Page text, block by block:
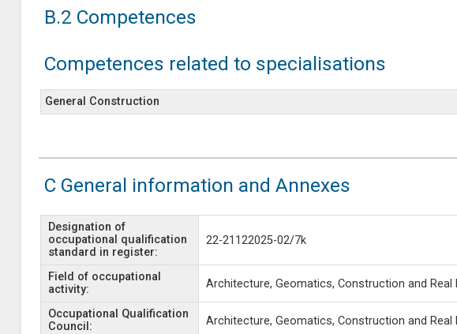
B.2 Competences
Competences related to specialisations
General Construction
C General information and Annexes
Designation of
occupational qualification
standard in register:
22-21122025-02/7k
Field of occupational
activity:
Architecture, Geomatics, Construction and Real
Occupational Qualification
Council:
Architecture, Geomatics, Construction and Real